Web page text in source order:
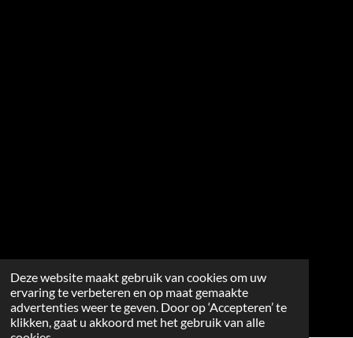
Deze website maakt gebruik van cookies om uw
ervaring te verbeteren en op maat gemaakte
advertenties weer te geven. Door op ‘Accepteren’ te
klikken, gaat u akkoord met het gebruik van alle